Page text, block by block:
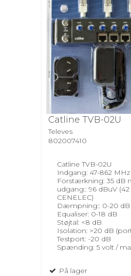
Catline TVB-02U
Televes
802007410
Catline TVB-02U
Indgang: 47-862 MHz
Forstærkning: 35 dB
udgang:: 96 dBuV
CENELEC)
Dæmpning:: 0-20 dB
Equaliser: 0-18 dB
Støjtal: <8 dB
Isolation: >20 dB
Testport: -20 dB
Spænding: 5 volt /
På lager